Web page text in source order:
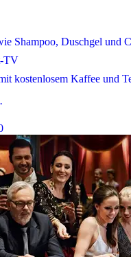
Shampoo, Duschgel und
TV
kostenlosem Kaffee und
·